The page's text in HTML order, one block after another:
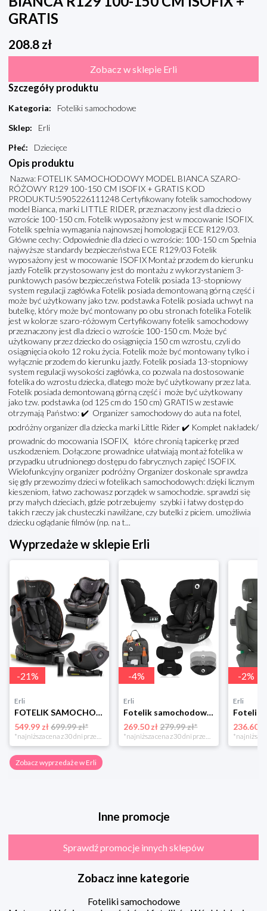
GRATIS
208.8 zł
Zobacz w sklepie Erli
Szczegóły produktu
Kategoria:
Foteliki samochodowe
Sklep:
Erli
Płeć: Dziecięce
Opis produktu
Nazwa: FOTELIK SAMOCHODOWY MODEL BIANCA SZARO-
RÓŻOWY R129 100-150 CM ISOFIX + GRATIS KOD
PRODUKTU:5905226111248 Certyfikowany fotelik samochodowy
model Bianca, marki LITTLE RIDER, przeznaczony jest dla dzieci o
wzroście 100-150 cm. Fotelik wyposażony jest w mocowanie ISOFIX.
Fotelik spełnia wymagania najnowszej homologacji ECE R129/03.
Główne cechy: Odpowiednie dla dzieci o wzroście: 100-150 cm Spełnia
najwyższe standardy bezpieczeństwa ECE R129/03 Fotelik
wyposażony jest w mocowanie ISOFIX Montaż przodem do kierunku
jazdy Fotelik przystosowany jest do montażu z wykorzystaniem 3-
punktowych pasów bezpieczeństwa Fotelik posiada 13-stopniowy
system regulacji zagłówka Fotelik posiada demontowaną górną część i
może być użytkowany jako tzw. podstawka Fotelik posiada uchwyt na
butelkę, który może być montowany po obu stronach fotelika Fotelik
jest w kolorze szaro-różowym Certyfikowany fotelik samochodowy
przeznaczony jest dla dzieci o wzroście 100-150 cm. Może być
użytkowany przez dziecko do osiągnięcia 150 cm wzrostu, czyli do
osiągnięcia około 12 roku życia. Fotelik może być montowany tylko i
wyłącznie przodem do kierunku jazdy. Fotelik posiada 13-stopniowy
system regulacji wysokości zagłówka, co pozwala na dostosowanie
fotelika do wzrostu dziecka, dlatego może być użytkowany przez lata.
Fotelik posiada demontowaną górną część i może być użytkowany
jako tzw. podstawka (od 125 cm do 150 cm) GRATIS w zestawie
otrzymają Państwo: ✔️ Organizer samochodowy do auta na fotel,
podróżny organizer dla dziecka marki Little Rider ✔️ Komplet nakładek/
prowadnic do mocowania ISOFIX, które chronią tapicerkę przed
uszkodzeniem. Dołączone prowadnice ułatwiają montaż fotelika w
przypadku utrudnionego dostępu do fabrycznych zapięć ISOFIX.
Wielofunkcyjny organizer podróżny Organizer doskonale sprawdza
się gdy przewozimy dzieci w fotelikach samochodowych: dzięki licznym
kieszeniom, łatwo zachowasz porządek w samochodzie. sprawdzi się
przy małych dzieciach, gdzie potrzebujemy szybki i łatwy dostęp do
takich rzeczy jak chusteczki nawilżane, czy butelki z piciem. umożliwia
dziecku oglądanie filmów (np. na t...
Wyprzedaże w sklepie Erli
-21%
Erli
FOTELIK SAMOCHODOWY OBROTOWY z NOGĄ 0-36KG ISOFIX NUKIDO I-SIZE 40-150cm
549.99 zł699.99 zł*
*najniższa cena z 30 dni przed obniżką
-4%
Erli
Fotelik samochodowy 76-150cm SZEROKIE SIEDZISKO 9-36kg Lionelo LEVI I-SIZE
269.50 zł 279.99 zł*
*najniższa cena z 30 dni przed obniżką
-2%
Erli
236.60 zł
Zobacz wyprzedaże w Erli
Inne promocje
Sprawdź promocje innych sklepów
Zobacz inne kategorie
Foteliki samochodowe